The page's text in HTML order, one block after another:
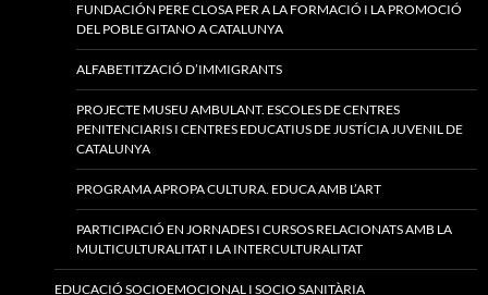
FUNDACIÓN PERE CLOSA PER A LA FORMACIÓ I LA PROMOCIÓ
DEL POBLE GITANO A CATALUNYA
ALFABETITZACIÓ D’IMMIGRANTS
PROJECTE MUSEU AMBULANT. ESCOLES DE CENTRES
PENITENCIARIS I CENTRES EDUCATIUS DE JUSTÍCIA JUVENIL DE
CATALUNYA
PROGRAMA APROPA CULTURA. EDUCA AMB L’ART
PARTICIPACIÓ EN JORNADES I CURSOS RELACIONATS AMB LA
MULTICULTURALITAT I LA INTERCULTURALITAT
EDUCACIÓ SOCIOEMOCIONAL I SOCIO SANITÀRIA